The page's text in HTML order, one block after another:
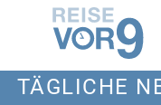
TÄGLICHE